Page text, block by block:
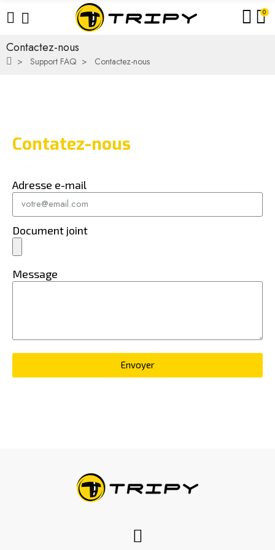
0
Contactez-nous
Support FAQ Contactez-nous
Contatez-nous
Adresse e-mail
Document joint
Message
Envoyer